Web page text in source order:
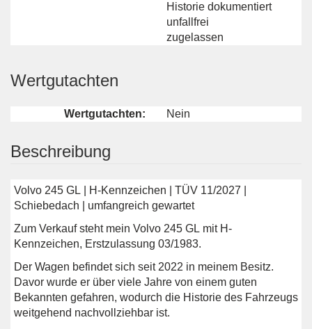
Historie dokumentiert
unfallfrei
zugelassen
Wertgutachten
Wertgutachten: Nein
Beschreibung
Volvo 245 GL | H-Kennzeichen | TÜV 11/2027 |
Schiebedach | umfangreich gewartet
Zum Verkauf steht mein Volvo 245 GL mit H-
Kennzeichen, Erstzulassung 03/1983.
Der Wagen befindet sich seit 2022 in meinem Besitz.
Davor wurde er über viele Jahre von einem guten
Bekannten gefahren, wodurch die Historie des Fahrzeugs
weitgehend nachvollziehbar ist.